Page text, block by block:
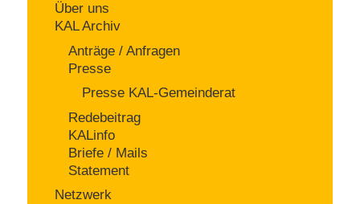
Über uns
KAL Archiv
Anträge / Anfragen
Presse
Presse KAL-Gemeinderat
Redebeitrag
KALinfo
Briefe / Mails
Statement
Netzwerk